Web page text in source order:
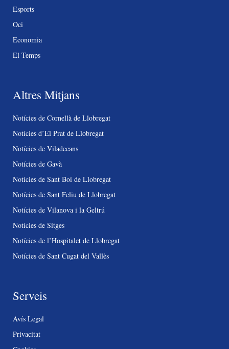
Esports
Oci
Economia
El Temps
Altres Mitjans
Notícies de Cornellà de Llobregat
Notícies d’El Prat de Llobregat
Notícies de Viladecans
Notícies de Gavà
Notícies de Sant Boi de Llobregat
Notícies de Sant Feliu de Llobregat
Notícies de Vilanova i la Geltrú
Notícies de Sitges
Notícies de l’Hospitalet de Llobregat
Notícies de Sant Cugat del Vallès
Serveis
Avís Legal
Privacitat